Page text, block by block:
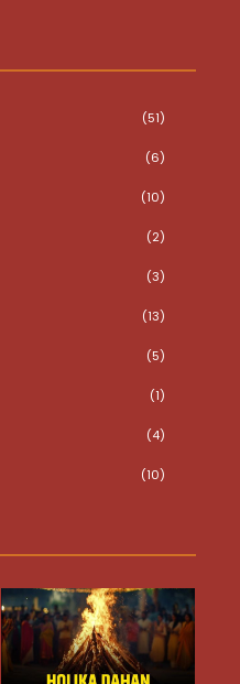
(51)
(6)
(10)
(2)
(3)
(13)
(5)
(1)
(4)
(10)